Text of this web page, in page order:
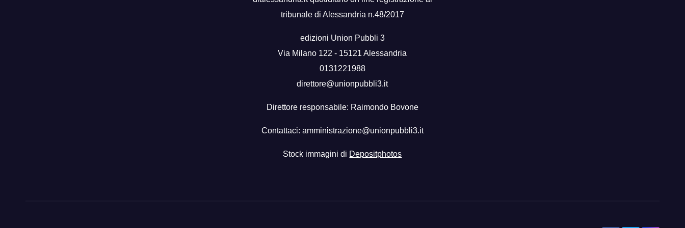
tribunale di Alessandria n.48/2017
edizioni Union Pubbli 3
Via Milano 122 - 15121 Alessandria
0131221988
direttore@unionpubbli3.it
Direttore responsabile: Raimondo Bovone
Contattaci: amministrazione@unionpubbli3.it
Stock immagini di Depositphotos